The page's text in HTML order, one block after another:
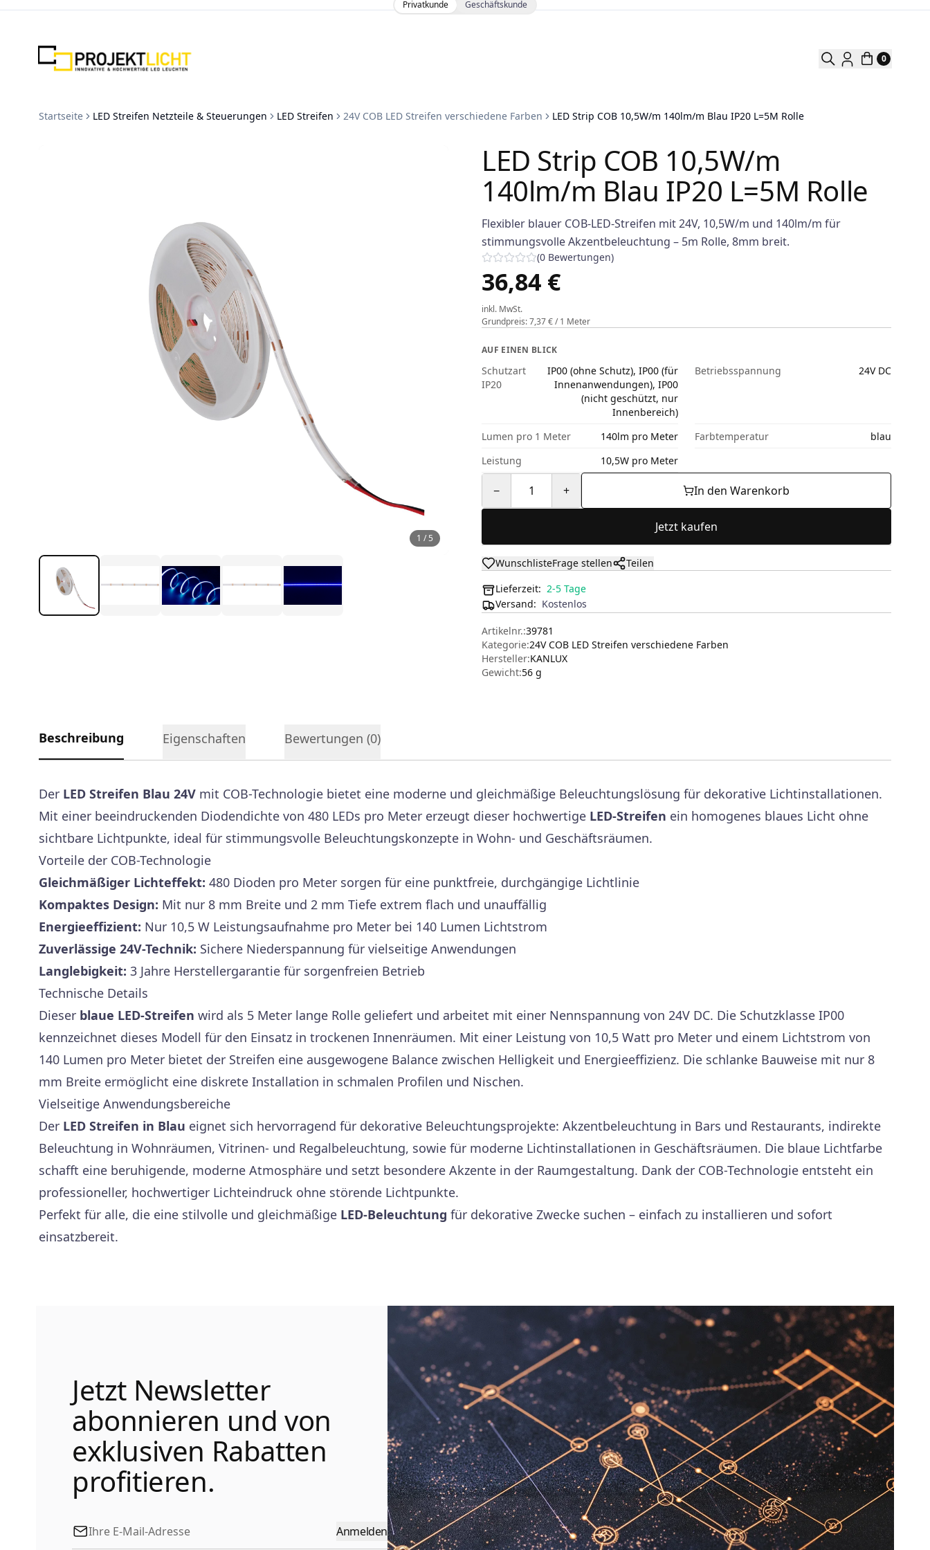
Zum Inhalt springen Privatkunde Geschäftskunde
0
Startseite LED Streifen Netzteile & Steuerungen LED Streifen 24V COB LED Streifen verschiedene Farben LED Strip COB 10,5W/m 140lm/m Blau IP20 L=5M Rolle
1 / 5
LED Strip COB 10,5W/m
140lm/m Blau IP20 L=5M Rolle
Flexibler blauer COB-LED-Streifen mit 24V, 10,5W/m und 140lm/m für
stimmungsvolle Akzentbeleuchtung – 5m Rolle, 8mm breit.
(0 Bewertungen)
36,84 €
inkl. MwSt.
Grundpreis: 7,37 € / 1 Meter
AUF EINEN BLICK
Schutzart
IP20
IP00 (ohne Schutz), IP00 (für
Innenanwendungen), IP00
(nicht geschützt, nur
Innenbereich)
Betriebsspannung 24V DC
Lumen pro 1 Meter 140lm pro Meter Farbtemperatur
blau
Leistung
10,5W pro Meter
− 1 + In den Warenkorb
Jetzt kaufen
WunschlisteFrage stellen
Teilen
Lieferzeit: 2-5 Tage
Versand: Kostenlos
Artikelnr.:39781
Kategorie:24V COB LED Streifen verschiedene Farben
Hersteller:KANLUX
Gewicht:56 g
Beschreibung Eigenschaften Bewertungen (0)
Der LED Streifen Blau 24V mit COB-Technologie bietet eine moderne und gleichmäßige Beleuchtungslösung für dekorative Lichtinstallationen.
Mit einer beeindruckenden Diodendichte von 480 LEDs pro Meter erzeugt dieser hochwertige LED-Streifen ein homogenes blaues Licht ohne
sichtbare Lichtpunkte, ideal für stimmungsvolle Beleuchtungskonzepte in Wohn- und Geschäftsräumen.
Vorteile der COB-Technologie
Gleichmäßiger Lichteffekt: 480 Dioden pro Meter sorgen für eine punktfreie, durchgängige Lichtlinie
Kompaktes Design: Mit nur 8 mm Breite und 2 mm Tiefe extrem flach und unauffällig
Energieeffizient: Nur 10,5 W Leistungsaufnahme pro Meter bei 140 Lumen Lichtstrom
Zuverlässige 24V-Technik: Sichere Niederspannung für vielseitige Anwendungen
Langlebigkeit: 3 Jahre Herstellergarantie für sorgenfreien Betrieb
Technische Details
Dieser blaue LED-Streifen wird als 5 Meter lange Rolle geliefert und arbeitet mit einer Nennspannung von 24V DC. Die Schutzklasse IP00
kennzeichnet dieses Modell für den Einsatz in trockenen Innenräumen. Mit einer Leistung von 10,5 Watt pro Meter und einem Lichtstrom von
140 Lumen pro Meter bietet der Streifen eine ausgewogene Balance zwischen Helligkeit und Energieeffizienz. Die schlanke Bauweise mit nur 8
mm Breite ermöglicht eine diskrete Installation in schmalen Profilen und Nischen.
Vielseitige Anwendungsbereiche
Der LED Streifen in Blau eignet sich hervorragend für dekorative Beleuchtungsprojekte: Akzentbeleuchtung in Bars und Restaurants, indirekte
Beleuchtung in Wohnräumen, Vitrinen- und Regalbeleuchtung, sowie für moderne Lichtinstallationen in Geschäftsräumen. Die blaue Lichtfarbe
schafft eine beruhigende, moderne Atmosphäre und setzt besondere Akzente in der Raumgestaltung. Dank der COB-Technologie entsteht ein
professioneller, hochwertiger Lichteindruck ohne störende Lichtpunkte.
Perfekt für alle, die eine stilvolle und gleichmäßige LED-Beleuchtung für dekorative Zwecke suchen – einfach zu installieren und sofort
einsatzbereit.
Jetzt Newsletter
abonnieren und von
exklusiven Rabatten
profitieren.
Anmelden